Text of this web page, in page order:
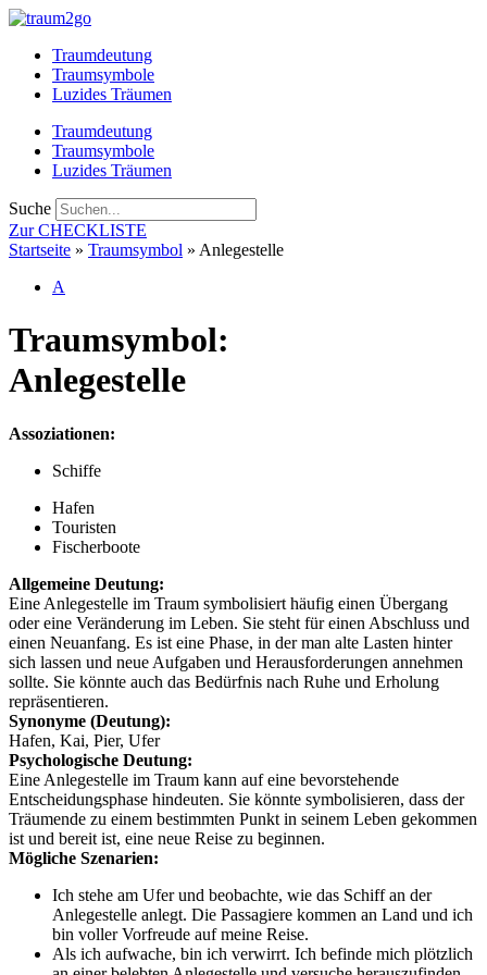
Zum
springenTraumdeutung
Traumsymbole
Luzides Träumen
Traumdeutung
Traumsymbole
Luzides Träumen
Suche
Zur CHECKLISTE
Startseite » Traumsymbol » Anlegestelle
A
Traumsymbol:
Anlegestelle
Assoziationen:
Schiffe
Hafen
Touristen
Fischerboote
Allgemeine Deutung:
Eine Anlegestelle im Traum symbolisiert häufig einen Übergang
oder eine Veränderung im Leben. Sie steht für einen Abschluss und
einen Neuanfang. Es ist eine Phase, in der man alte Lasten hinter
sich lassen und neue Aufgaben und Herausforderungen annehmen
sollte. Sie könnte auch das Bedürfnis nach Ruhe und Erholung
repräsentieren.
Synonyme (Deutung):
Hafen, Kai, Pier, Ufer
Psychologische Deutung:
Eine Anlegestelle im Traum kann auf eine bevorstehende
Entscheidungsphase hindeuten. Sie könnte symbolisieren, dass der
Träumende zu einem bestimmten Punkt in seinem Leben gekommen
ist und bereit ist, eine neue Reise zu beginnen.
Mögliche Szenarien:
Ich stehe am Ufer und beobachte, wie das Schiff an der
Anlegestelle anlegt. Die Passagiere kommen an Land und ich
bin voller Vorfreude auf meine Reise.
Als ich aufwache, bin ich verwirrt. Ich befinde mich plötzlich